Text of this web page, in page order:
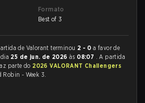
Formato
Best of 3
de Valorant terminou 2 - 0 a favor de
25 de jun. de 2026às 08:07 . A partida
parte do 2026 VALORANT Challengers
Robin - Week 3.